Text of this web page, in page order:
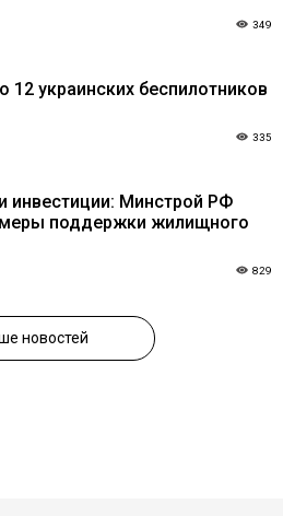
349
12 украинских беспилотников
335
инвестиции: Минстрой РФ
поддержки жилищного
829
новостей